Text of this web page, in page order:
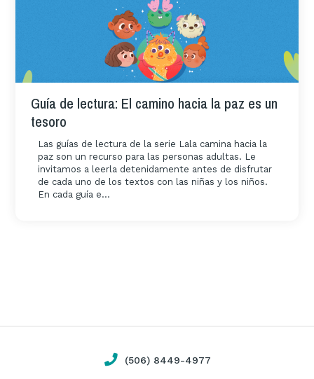
Guía de lectura: El camino hacia la paz es un
tesoro
Las guías de lectura de la serie Lala camina hacia la
paz son un recurso para las personas adultas. Le
invitamos a leerla detenidamente antes de disfrutar
de cada uno de los textos con las niñas y los niños.
En cada guía e...
(506) 8449-4977